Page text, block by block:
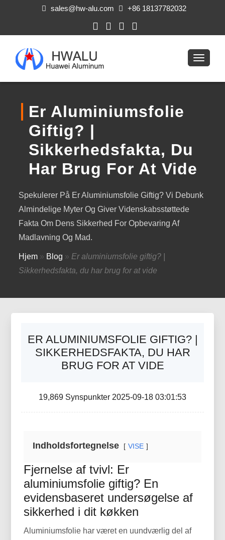
sales@hw-alu.com +86 18137782032
Er Aluminiumsfolie
Giftig? |
Sikkerhedsfakta, Du
Har Brug For At Vide
Spekulerer På Er Aluminiumsfolie Giftig? Vi Debunk
Almindelige Myter Og Giver Videnskabsstøttede
Fakta Om Dens Sikkerhed For Opbevaring Af
Madlavning Og Mad.
Hjem » Blog » Er aluminiumsfolie giftig? |
Sikkerhedsfakta, du har brug for at vide
ER ALUMINIUMSFOLIE GIFTIG? |
SIKKERHEDSFAKTA, DU HAR
BRUG FOR AT VIDE
19,869 Synspunkter 2025-09-18 03:01:53
Indholdsfortegnelse VISE
Fjernelse af tvivl: Er
aluminiumsfolie giftig? En
evidensbaseret undersøgelse af
sikkerhed i dit køkken
Aluminiumsfolie har været en uundværlig del af